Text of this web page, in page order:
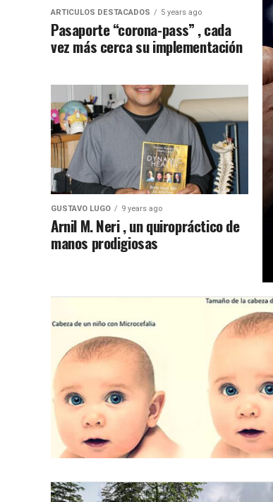
ARTICULOS DESTACADOS 5 years ago
Pasaporte “corona-pass” , cada
vez más cerca su implementación
GUSTAVO LUGO 9 years ago
Arnil M. Neri , un quiropráctico de
manos prodigiosas